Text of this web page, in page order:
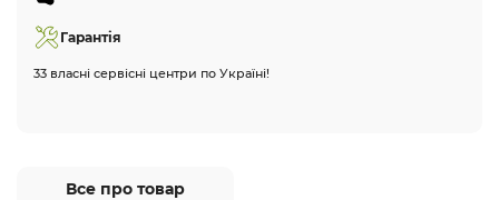
Гарантія
33 власні сервісні центри по Україні!
Все про товар